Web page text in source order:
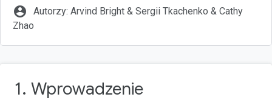
account_circle
Autorzy: Arvind Bright & Sergii Tkachenko & Cathy
Zhao
1. Wprowadzenie